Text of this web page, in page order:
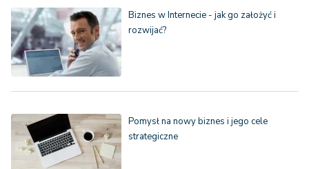
Biznes w Internecie - jak go założyć i
rozwijać?
Pomysł na nowy biznes i jego cele
strategiczne